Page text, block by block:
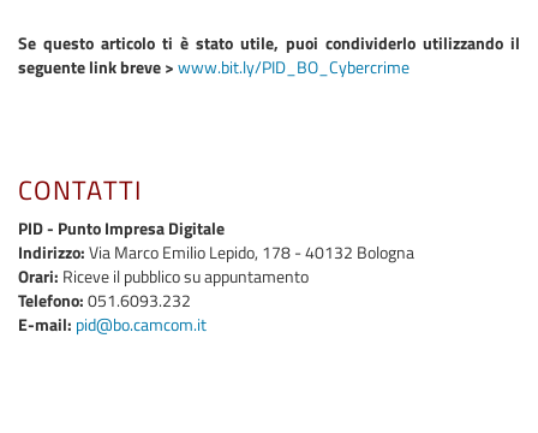
Se questo articolo ti è stato utile, puoi condividerlo utilizzando il
seguente link breve >www.bit.ly/PID_BO_Cybercrime​
CONTATTI
PID - Punto Impresa Digitale
Indirizzo:Via Marco Emilio Lepido, 178 - 40132 Bologna
Orari: Riceve il pubblico su appuntamento
Telefono:051.6093.232
E-mail: pid@bo.camcom.it